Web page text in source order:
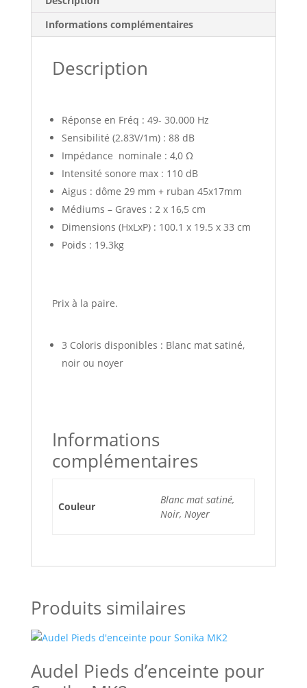
Informations complémentaires
Description
Réponse en Fréq : 49- 30.000 Hz
Sensibilité (2.83V/1m) : 88 dB
Impédance nominale : 4,0 Ω
Intensité sonore max : 110 dB
Aigus : dôme 29 mm + ruban 45x17mm
Médiums – Graves : 2 x 16,5 cm
Dimensions (HxLxP) : 100.1 x 19.5 x 33 cm
Poids : 19.3kg
Prix à la paire.
3 Coloris disponibles : Blanc mat satiné,
noir ou noyer
Informations
complémentaires
Couleur
Blanc mat satiné,
Noir, Noyer
Produits similaires
Audel Pieds d’enceinte pour